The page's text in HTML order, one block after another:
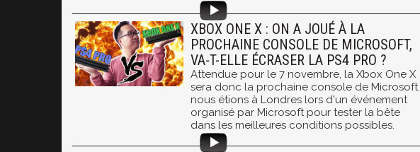
XBOX ONE X : ON A JOUÉ À LA
PROCHAINE CONSOLE DE MICROSOFT,
VA-T-ELLE ÉCRASER LA PS4 PRO ?
Attendue pour le 7 novembre, la Xbox One X
sera donc la prochaine console de Microsoft.
nous étions à Londres lors d'un événement
organisé par Microsoft pour tester la bête
dans les meilleures conditions possibles.